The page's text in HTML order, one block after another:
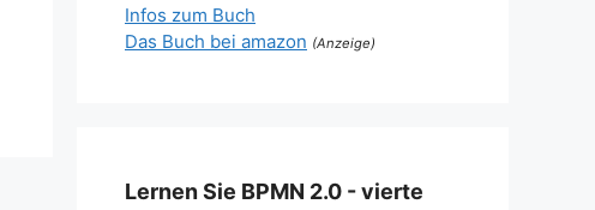
Infos zum Buch
Das Buch bei amazon (Anzeige)
Lernen Sie BPMN 2.0 - vierte